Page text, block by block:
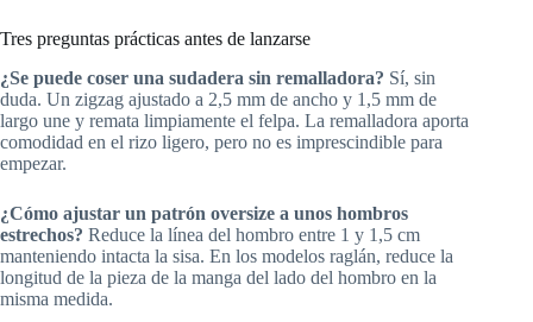
Tres preguntas prácticas antes de lanzarse
¿Se puede coser una sudadera sin remalladora? Sí, sin
duda. Un zigzag ajustado a 2,5 mm de ancho y 1,5 mm de
largo une y remata limpiamente el felpa. La remalladora aporta
comodidad en el rizo ligero, pero no es imprescindible para
empezar.
¿Cómo ajustar un patrón oversize a unos hombros
estrechos? Reduce la línea del hombro entre 1 y 1,5 cm
manteniendo intacta la sisa. En los modelos raglán, reduce la
longitud de la pieza de la manga del lado del hombro en la
misma medida.